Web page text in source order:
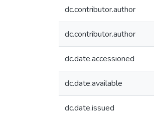
dc.contributor.author
dc.contributor.author
dc.date.accessioned
dc.date.available
dc.date.issued